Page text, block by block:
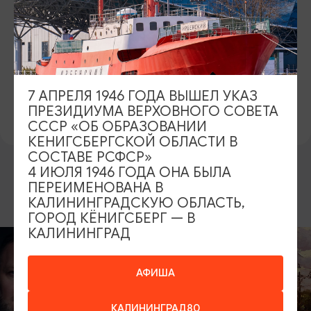
18+
ОФИЦИАЛЬНЫЙ САЙТ
https://dramteatr39.ru/
ВКОНТАКТЕ
https://vk.com/dramteatr39
ВОЗМОЖНО ВАС ЗАИНТЕРЕСУЕТ
Открытие
филармонии
АФИША
КАЛИНИНГРАД80
7 АПРЕЛЯ 1946 ГОДА ВЫШЕЛ УКАЗ
ПРЕЗИДИУМА ВЕРХОВНОГО СОВЕТА
СССР «ОБ ОБРАЗОВАНИИ
КЕНИГСБЕРГСКОЙ ОБЛАСТИ В
СОСТАВЕ РСФСР»
4 ИЮЛЯ 1946 ГОДА ОНА БЫЛА
ПЕРЕИМЕНОВАНА В
КАЛИНИНГРАДСКУЮ ОБЛАСТЬ,
ГОРОД КЁНИГСБЕРГ — В
КАЛИНИНГРАД